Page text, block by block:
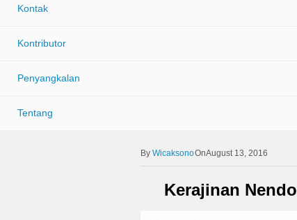
Kontak
Kontributor
Penyangkalan
Tentang
WicaksonoOnAugust 13, 2016
Kerajinan